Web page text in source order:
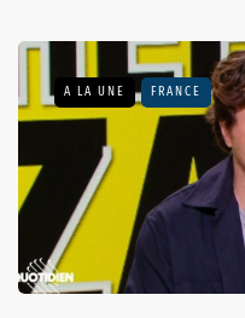
A LA UNE FRANCE